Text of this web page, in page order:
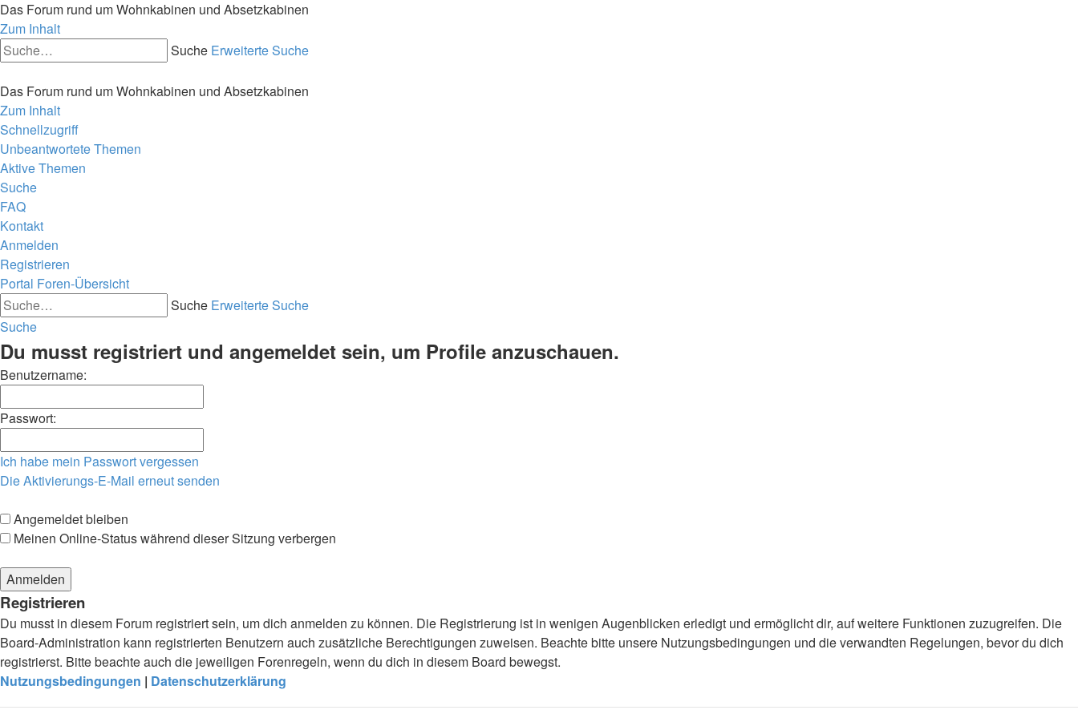
Das Forum rund um Wohnkabinen und Absetzkabinen
Zum Inhalt
Suche Erweiterte Suche
Das Forum rund um Wohnkabinen und Absetzkabinen
Zum Inhalt
Schnellzugriff
Unbeantwortete Themen
Aktive Themen
Suche
FAQ
Kontakt
Anmelden
Registrieren
Portal Foren-Übersicht
Suche Erweiterte Suche
Suche
Du musst registriert und angemeldet sein, um Profile anzuschauen.
Benutzername:
Passwort:
Ich habe mein Passwort vergessen
Die Aktivierungs-E-Mail erneut senden
Angemeldet bleiben
Meinen Online-Status während dieser Sitzung verbergen
Registrieren
Du musst in diesem Forum registriert sein, um dich anmelden zu können. Die Registrierung ist in wenigen Augenblicken erledigt und ermöglicht dir, auf weitere Funktionen zuzugreifen. Die
Board-Administration kann registrierten Benutzern auch zusätzliche Berechtigungen zuweisen. Beachte bitte unsere Nutzungsbedingungen und die verwandten Regelungen, bevor du dich
registrierst. Bitte beachte auch die jeweiligen Forenregeln, wenn du dich in diesem Board bewegst.
Nutzungsbedingungen | Datenschutzerklärung